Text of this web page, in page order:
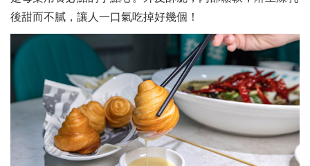
後甜而不膩，讓人一口氣吃掉好幾個！